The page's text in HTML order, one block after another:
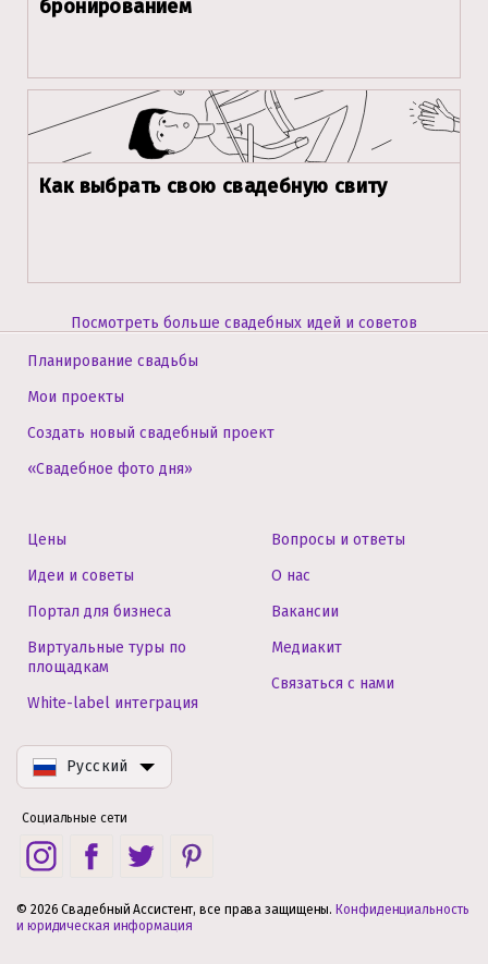
бронированием
Как выбрать свою свадебную свиту
Посмотреть больше свадебных идей и советов
Планирование свадьбы
Мои проекты
Создать новый свадебный проект
«Свадебное фото дня»
Цены
Идеи и советы
Портал для бизнеса
Виртуальные туры по
площадкам
White-label интеграция
Вопросы и ответы
О нас
Вакансии
Медиакит
Связаться с нами
Русский
Социальные сети
© 2026 Свадебный Ассистент, все права защищены. Конфиденциальность
и юридическая информация